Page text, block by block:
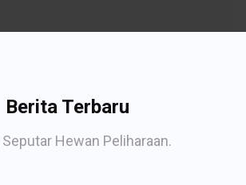
Berita Terbaru
Hewan Peliharaan.